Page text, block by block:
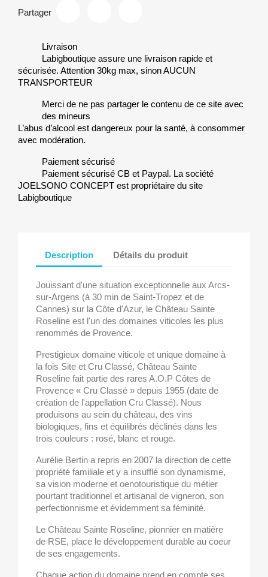
Partager
Livraison
Labigboutique assure une livraison rapide et
sécurisée. Attention 30kg max, sinon AUCUN
TRANSPORTEUR
Merci de ne pas partager le contenu de ce site avec
des mineurs
L’abus d’alcool est dangereux pour la santé, à consommer
avec modération.
Paiement sécurisé
Paiement sécurisé CB et Paypal. La société
JOELSONO CONCEPT est propriétaire du site
Labigboutique
Description Détails du produit
Jouissant d'une situation exceptionnelle aux Arcs-
sur-Argens (à 30 min de Saint-Tropez et de
Cannes) sur la Côte d'Azur, le Château Sainte
Roseline est l'un des domaines viticoles les plus
renommés de Provence.
Prestigieux domaine viticole et unique domaine à
la fois Site et Cru Classé, Château Sainte
Roseline fait partie des rares A.O.P Côtes de
Provence « Cru Classé » depuis 1955 (date de
création de l'appellation Cru Classé). Nous
produisons au sein du château, des vins
biologiques, fins et équilibrés déclinés dans les
trois couleurs : rosé, blanc et rouge.
Aurélie Bertin a repris en 2007 la direction de cette
propriété familiale et y a insufflé son dynamisme,
sa vision moderne et oenotouristique du métier
pourtant traditionnel et artisanal de vigneron, son
perfectionnisme et évidemment sa féminité.
Le Château Sainte Roseline, pionnier en matière
de RSE, place le développement durable au coeur
de ses engagements.
Chaque action du domaine prend en compte ses